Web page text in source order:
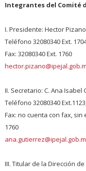
Integrantes del Comité
I. Presidente: Hector
Teléfono 32080340 Ext.
Fax: 32080340 Ext. 1760
II. Secretario: C. Ana Isabel
Teléfono 32080340
Fax: no cuenta con fax, sin
1760
III. Titular de la Dirección